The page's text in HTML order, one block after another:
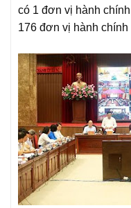
có 1 đơn vị hành
176 đơn vị hành